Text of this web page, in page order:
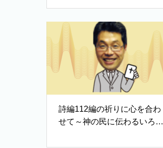
詩編112編の祈りに心を合わ
せて～神の民に伝わるいろは